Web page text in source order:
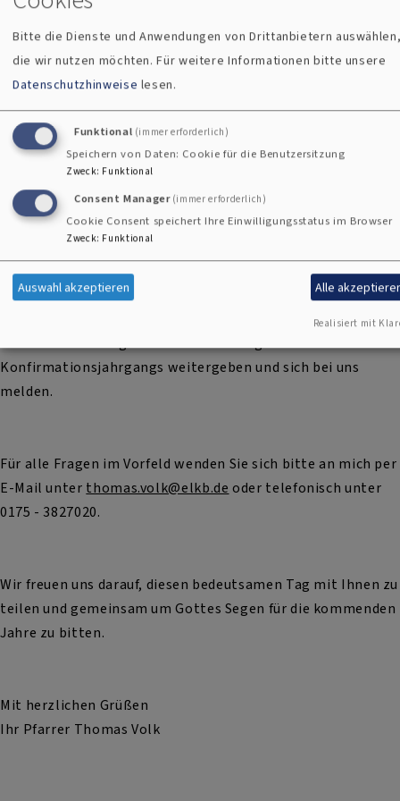
Wege, die wir gegangen sind, über Hürden, die wir mit
Gottes Hilfe überwunden haben und über manches
Unerwartete, das unser Leben geprägt hat.
Auch wenn Sie in einer anderen Gemeinde konfirmiert
wurden, sind Sie herzlich eingeladen, diesen besonderen
Tag mit uns zu feiern.
Wir geben den Termin bewusst frühzeitig bekannt, damit
Sie ihn sich bereits jetzt im Kalender vormerken können.
Unser Pfarramt bemüht sich, möglichst viele Jubilare
persönlich zu erreichen. Bitte helfen Sie uns dabei, indem
Konfirmationsjahrgangs weitergeben und sich bei uns
melden.
Für alle Fragen im Vorfeld wenden Sie sich bitte an mich per
E-Mail unter thomas.volk@elkb.de oder telefonisch unter
0175 - 3827020.
Wir freuen uns darauf, diesen bedeutsamen Tag mit Ihnen zu
teilen und gemeinsam um Gottes Segen für die kommenden
Jahre zu bitten.
Mit herzlichen Grüßen
Ihr Pfarrer Thomas Volk
Bitte die Dienste und Anwendungen von Drittanbietern
die wir nutzen möchten.Für weitere Informationen bitte unsere
Datenschutzhinweise lesen.
Funktional (immer erforderlich)
Speichern von Daten: Cookie für die Benutzersitzung
Zweck: Funktional
Consent Manager (immer erforderlich)
Cookie Consent speichert Ihre Einwilligungsstatus im Browser
Zweck: Funktional
Auswahl akzeptieren Alle
Realisiert mit